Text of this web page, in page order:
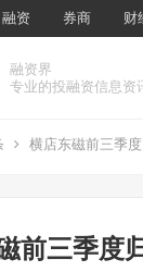
融资 券商 财
融资界
专业的投融资信息资
横店东磁前三季
前三季度